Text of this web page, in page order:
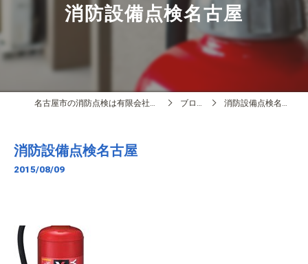
消防設備点検名古屋
名古屋市の消防点検は有限会社創功 ブログ 消防設備点検名古屋
消防設備点検名古屋
2015/08/09